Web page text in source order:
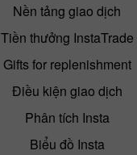
Nền tảng giao dịch
Tiền thưởng InstaTrade
Gifts for replenishment
Điều kiện giao dịch
Phân tích Insta
Biểu đồ Insta